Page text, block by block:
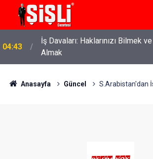
04:43
İş Davaları: Haklarınızı Bilmek
Almak
Anasayfa Güncel S.Arabistan'dan